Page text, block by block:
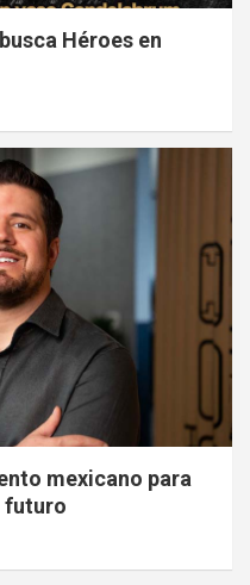
Héroes en
mexicano para
futuro